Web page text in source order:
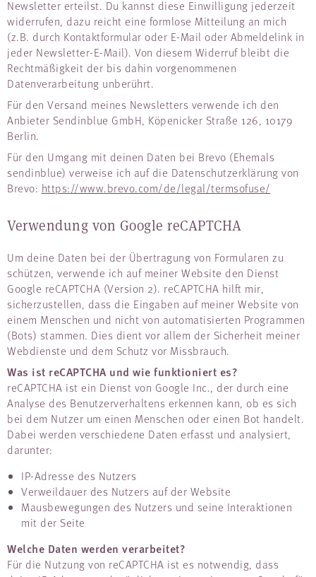
Newsletter erteilst. Du kannst diese Einwilligung jederzeit
widerrufen, dazu reicht eine formlose Mitteilung an mich
(z.B. durch Kontaktformular oder E-Mail oder Abmeldelink in
jeder Newsletter-E-Mail). Von diesem Widerruf bleibt die
Rechtmäßigkeit der bis dahin vorgenommenen
Datenverarbeitung unberührt.
Für den Versand meines Newsletters verwende ich den
Anbieter Sendinblue GmbH, Köpenicker Straße 126, 10179
Berlin.
Für den Umgang mit deinen Daten bei Brevo (Ehemals
sendinblue) verweise ich auf die Datenschutzerklärung von
Brevo: https://www.brevo.com/de/legal/termsofuse/
Verwendung von Google reCAPTCHA
Um deine Daten bei der Übertragung von Formularen zu
schützen, verwende ich auf meiner Website den Dienst
Google reCAPTCHA (Version 2). reCAPTCHA hilft mir,
sicherzustellen, dass die Eingaben auf meiner Website von
einem Menschen und nicht von automatisierten Programmen
(Bots) stammen. Dies dient vor allem der Sicherheit meiner
Webdienste und dem Schutz vor Missbrauch.
Was ist reCAPTCHA und wie funktioniert es?
reCAPTCHA ist ein Dienst von Google Inc., der durch eine
Analyse des Benutzerverhaltens erkennen kann, ob es sich
bei dem Nutzer um einen Menschen oder einen Bot handelt.
Dabei werden verschiedene Daten erfasst und analysiert,
darunter:
IP-Adresse des Nutzers
Verweildauer des Nutzers auf der Website
Mausbewegungen des Nutzers und seine Interaktionen
mit der Seite
Welche Daten werden verarbeitet?
Für die Nutzung von reCAPTCHA ist es notwendig, dass